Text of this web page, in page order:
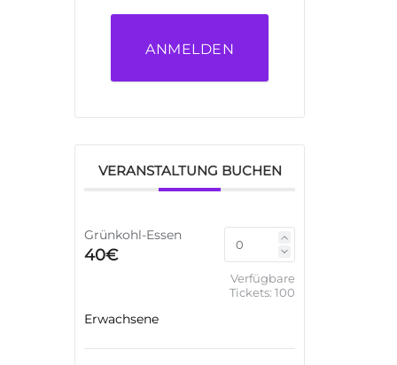
ANMELDEN
VERANSTALTUNG BUCHEN
Grünkohl-Essen
40€
Verfügbare
Tickets: 100
Erwachsene